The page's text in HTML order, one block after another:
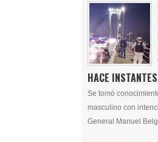
HACE
Se tomó
masculino con
General Manuel